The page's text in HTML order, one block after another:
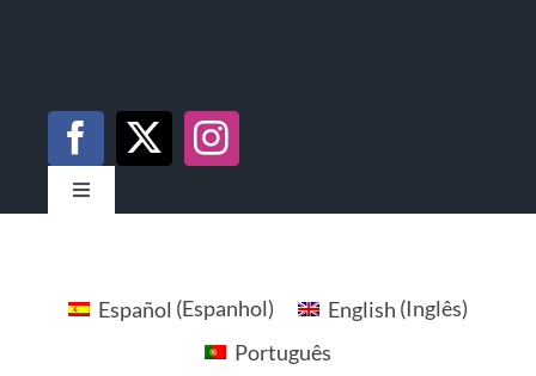
Toggle
Español (Espanhol) English (Inglês)
Português